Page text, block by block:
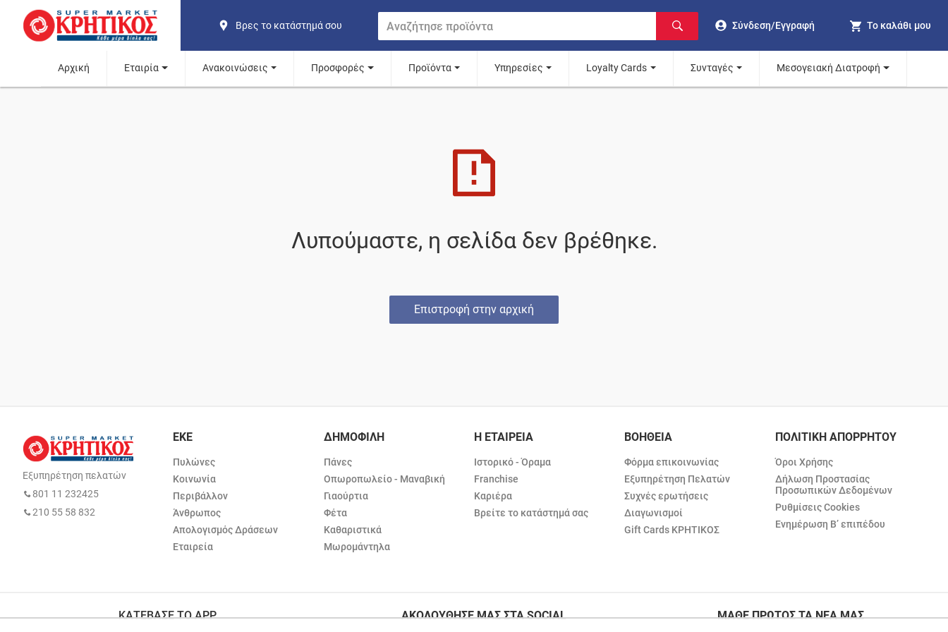
Βρες το κατάστημά σου Σύνδεση/Εγγραφή Το καλάθι μου
Αρχική Εταιρία Ανακοινώσεις Προσφορές Προϊόντα Υπηρεσίες Loyalty Cards Συνταγές Μεσογειακή Διατροφή
Λυπούμαστε, η σελίδα δεν βρέθηκε.
Επιστροφή στην αρχική
Εξυπηρέτηση πελατών
801 11 232425
210 55 58 832
ΕΚΕ
Πυλώνες
Κοινωνία
Περιβάλλον
Άνθρωπος
Απολογισμός Δράσεων
Εταιρεία
ΔΗΜΟΦΙΛΗ
Πάνες
Οπωροπωλείο - Μαναβική
Γιαούρτια
Φέτα
Καθαριστικά
Μωρομάντηλα
Η ΕΤΑΙΡΕΙΑ
Ιστορικό - Όραμα
Franchise
Καριέρα
Βρείτε το κατάστημά σας
ΒΟΗΘΕΙΑ
Φόρμα επικοινωνίας
Εξυπηρέτηση Πελατών
Συχνές ερωτήσεις
Διαγωνισμοί
Gift Cards ΚΡΗΤΙΚΟΣ
ΠΟΛΙΤΙΚΗ ΑΠΟΡΡΗΤΟΥ
Όροι Χρήσης
Δήλωση Προστασίας
Προσωπικών Δεδομένων
Ρυθμίσεις Cookies
Ενημέρωση Β’ επιπέδου
ΚΑΤΕΒΑΣΕ ΤΟ APP ΑΚΟΛΟΥΘΗΣΕ ΜΑΣ ΣΤΑ SOCIAL ΜΑΘΕ ΠΡΩΤΟΣ ΤΑ ΝΕΑ ΜΑΣ